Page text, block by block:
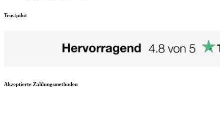
Trustpilot
Akzeptierte Zahlungsmethoden